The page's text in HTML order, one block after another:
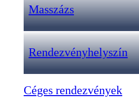
Masszázs
Rendezvényhelyszín
Céges rendezvények